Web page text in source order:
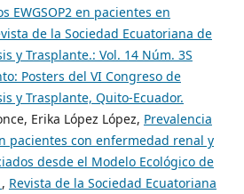
EWGSOP2 en pacientes en
de la Sociedad Ecuatoriana de
y Trasplante.: Vol. 14 Núm. 3S
Posters del VI Congreso de
y Trasplante, Quito-Ecuador.
Erika López López, Prevalencia
pacientes con enfermedad renal y
desde el Modelo Ecológico de
, Revista de la Sociedad Ecuatoriana